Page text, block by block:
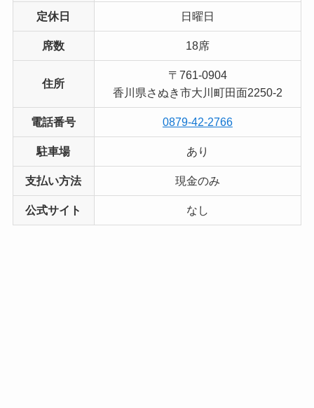
定休日 日曜日
席数 18席
住所
〒761-0904
香川県さぬき市大川町田面2250-2
電話番号 0879-42-2766
駐車場 あり
支払い方法 現金のみ
公式サイト なし